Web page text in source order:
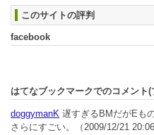
このサイトの評判
facebook
はてなブックマークでのコメント(
doggymanK 遅すぎるBMだがEも
さらにすごい。
（2009/12/21 20:06